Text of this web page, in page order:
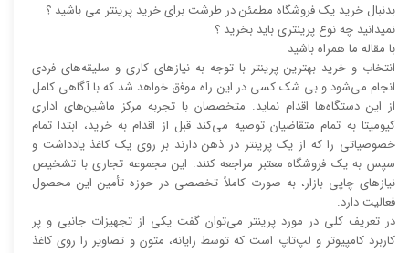
بدنبال خرید یک فروشگاه مطمئن در طرشت برای خرید پرینتر می باشید ؟
نمیدانید چه نوع پرینتری باید بخرید ؟
با مقاله ما همراه باشید
انتخاب و خرید بهترین پرینتر با توجه به نیاز‌‌های کاری و سلیقه‌های فردی
انجام می‌شود و بی شک کسی در این راه موفق خواهد شد که با آگاهی کامل
از این دستگاه‌ها اقدام نماید. متخصصان با تجربه مرکز ماشین‌های اداری
کیومیتا به تمام متقاضیان توصیه می‌کند قبل از اقدام به خرید، ابتدا تمام
خصوصیاتی را که از یک پرینتر در ذهن دارند بر روی یک کاغذ یادداشت و
سپس به یک فروشگاه معتبر مراجعه کنند. این مجموعه تجاری با تشخیص
نیاز‌‌های چاپی بازار، به صورت کاملاً تخصصی در حوزه تأمین این محصول
فعالیت دارد.
در تعریف کلی در مورد پرینتر می‌توان گفت یکی از تجهیزات جانبی و پر
کاربرد کامپیوتر و لپ‌تاپ است که توسط رایانه، متون و تصاویر را روی کاغذ